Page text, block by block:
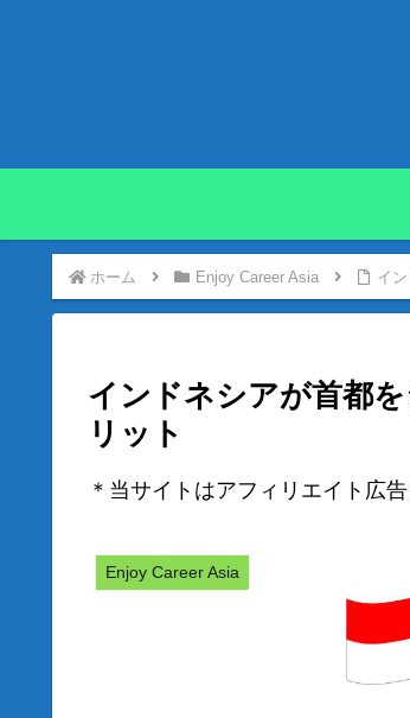
ホーム Enjoy Career Asia イ
インドネシアが首都
リット
＊当サイトはアフィリエイト広
Enjoy Career Asia